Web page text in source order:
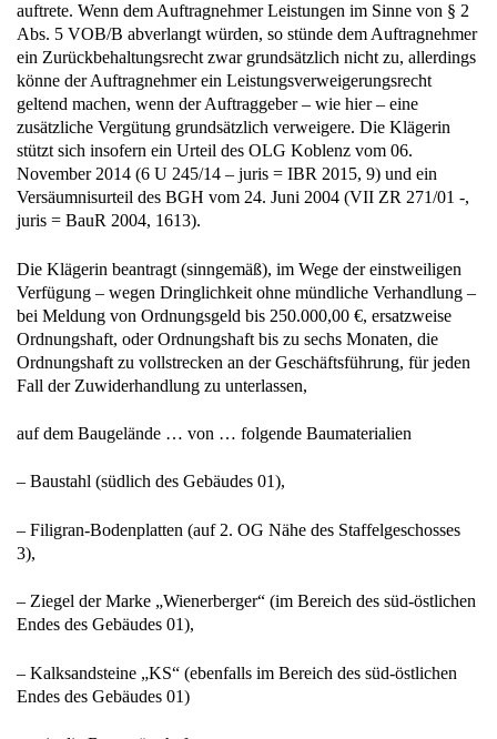
auftrete. Wenn dem Auftragnehmer Leistungen im Sinne von § 2
Abs. 5 VOB/B abverlangt würden, so stünde dem Auftragnehmer
ein Zurückbehaltungsrecht zwar grundsätzlich nicht zu, allerdings
könne der Auftragnehmer ein Leistungsverweigerungsrecht
geltend machen, wenn der Auftraggeber – wie hier – eine
zusätzliche Vergütung grundsätzlich verweigere. Die Klägerin
stützt sich insofern ein Urteil des OLG Koblenz vom 06.
November 2014 (6 U 245/14 – juris = IBR 2015, 9) und ein
Versäumnisurteil des BGH vom 24. Juni 2004 (VII ZR 271/01 -,
juris = BauR 2004, 1613).
Die Klägerin beantragt (sinngemäß), im Wege der einstweiligen
Verfügung – wegen Dringlichkeit ohne mündliche Verhandlung –
bei Meldung von Ordnungsgeld bis 250.000,00 €, ersatzweise
Ordnungshaft, oder Ordnungshaft bis zu sechs Monaten, die
Ordnungshaft zu vollstrecken an der Geschäftsführung, für jeden
Fall der Zuwiderhandlung zu unterlassen,
auf dem Baugelände … von … folgende Baumaterialien
– Baustahl (südlich des Gebäudes 01),
– Filigran-Bodenplatten (auf 2. OG Nähe des Staffelgeschosses
3),
– Ziegel der Marke „Wienerberger“ (im Bereich des süd-östlichen
Endes des Gebäudes 01),
– Kalksandsteine „KS“ (ebenfalls im Bereich des süd-östlichen
Endes des Gebäudes 01)